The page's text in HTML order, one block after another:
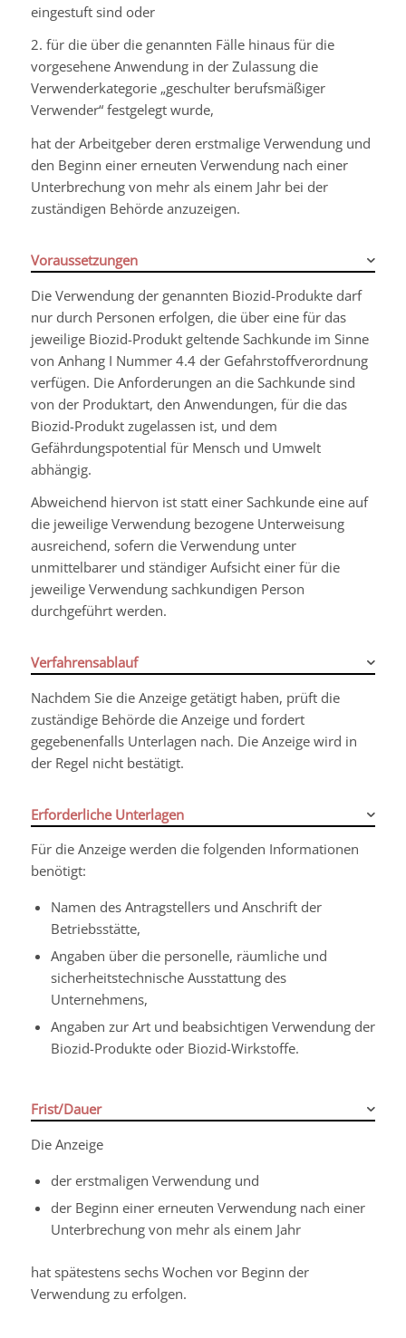
eingestuft sind oder
2. für die über die genannten Fälle hinaus für die
vorgesehene Anwendung in der Zulassung die
Verwenderkategorie „geschulter berufsmäßiger
Verwender“ festgelegt wurde,
hat der Arbeitgeber deren erstmalige Verwendung und
den Beginn einer erneuten Verwendung nach einer
Unterbrechung von mehr als einem Jahr bei der
zuständigen Behörde anzuzeigen.
Voraussetzungen
Die Verwendung der genannten Biozid-Produkte darf
nur durch Personen erfolgen, die über eine für das
jeweilige Biozid-Produkt geltende Sachkunde im Sinne
von Anhang I Nummer 4.4 der Gefahrstoffverordnung
verfügen. Die Anforderungen an die Sachkunde sind
von der Produktart, den Anwendungen, für die das
Biozid-Produkt zugelassen ist, und dem
Gefährdungspotential für Mensch und Umwelt
abhängig.
Abweichend hiervon ist statt einer Sachkunde eine auf
die jeweilige Verwendung bezogene Unterweisung
ausreichend, sofern die Verwendung unter
unmittelbarer und ständiger Aufsicht einer für die
jeweilige Verwendung sachkundigen Person
durchgeführt werden.
Verfahrensablauf
Nachdem Sie die Anzeige getätigt haben, prüft die
zuständige Behörde die Anzeige und fordert
gegebenenfalls Unterlagen nach. Die Anzeige wird in
der Regel nicht bestätigt.
Erforderliche Unterlagen
Für die Anzeige werden die folgenden Informationen
benötigt:
Namen des Antragstellers und Anschrift der
Betriebsstätte,
Angaben über die personelle, räumliche und
sicherheitstechnische Ausstattung des
Unternehmens,
Angaben zur Art und beabsichtigen Verwendung der
Biozid-Produkte oder Biozid-Wirkstoffe.
Frist/Dauer
Die Anzeige
der erstmaligen Verwendung und
der Beginn einer erneuten Verwendung nach einer
Unterbrechung von mehr als einem Jahr
hat spätestens sechs Wochen vor Beginn der
Verwendung zu erfolgen.